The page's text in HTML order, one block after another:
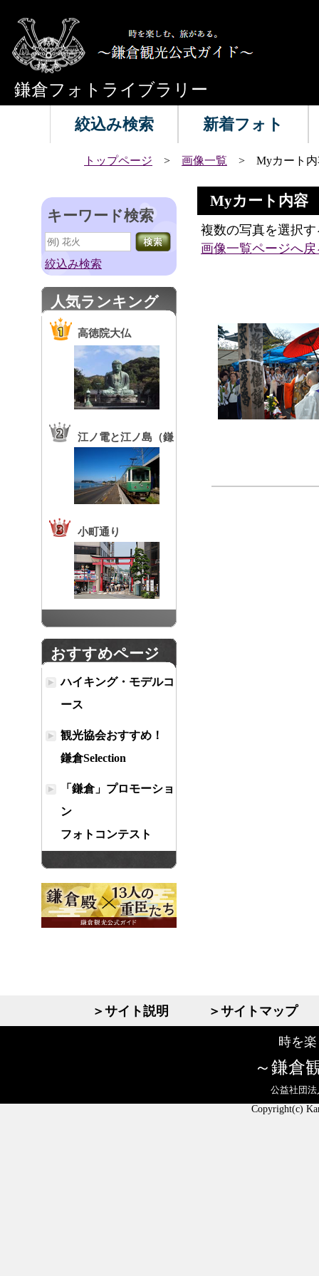
鎌倉フォトライブラリー
絞込み検索 新着フォト
トップページ > 画像一覧 > Myカート内
キーワード検索
絞込み検索
人気ランキング
高徳院大仏
江ノ電と江ノ島（鎌
倉高校前駅）
小町通り
おすすめページ
ハイキング・モデルコ
ース
観光協会おすすめ！
鎌倉Selection
「鎌倉」プロモーショ
ン
フォトコンテスト
Myカート内容
複数の写真を選択
画像一覧ページへ戻
＞サイト説明 ＞サイトマップ
時を
鎌倉
公益社団
Copyright(c)